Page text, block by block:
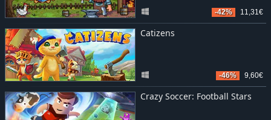
-42% 11,31€
Catizens
-46% 9,60€
Crazy Soccer: Football Stars